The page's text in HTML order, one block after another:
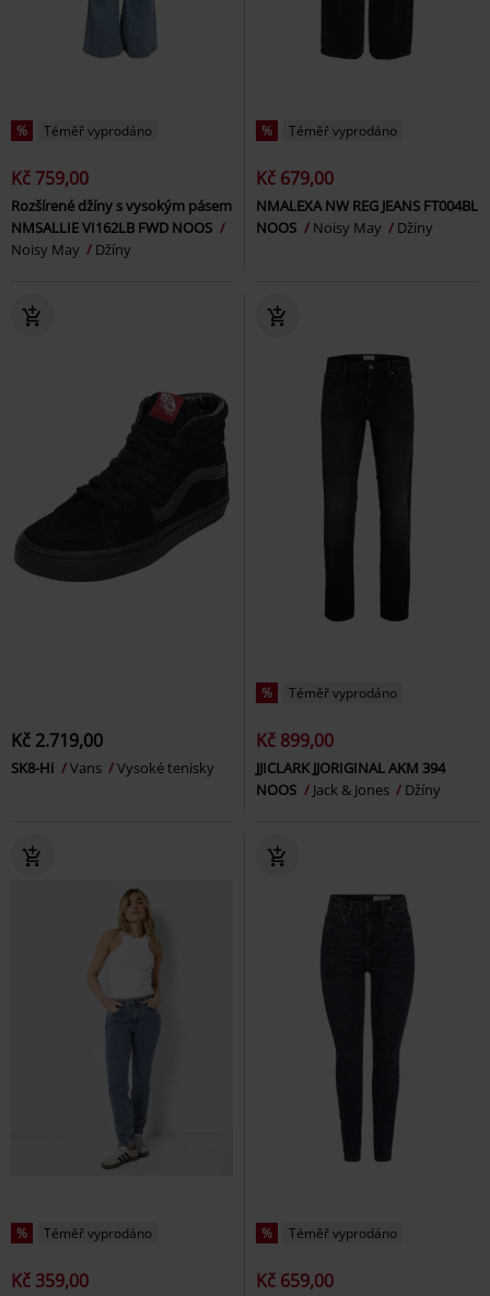
% Téměř vyprodáno
Kč 759,00
Rozšírené džíny s vysokým pásem
NMSALLIE VI162LB FWD NOOS
Noisy May
Džíny
% Téměř vyprodáno
Kč 679,00
NMALEXA NW REG JEANS FT004BL
NOOS
Noisy May Džíny
Kč 2.719,00
SK8-Hi Vans Vysoké tenisky
% Téměř vyprodáno
Kč 899,00
JJICLARK JJORIGINAL AKM 394
NOOS
Jack & Jones Džíny
% Téměř vyprodáno
Kč 359,00
% Téměř vyprodáno
Kč 659,00